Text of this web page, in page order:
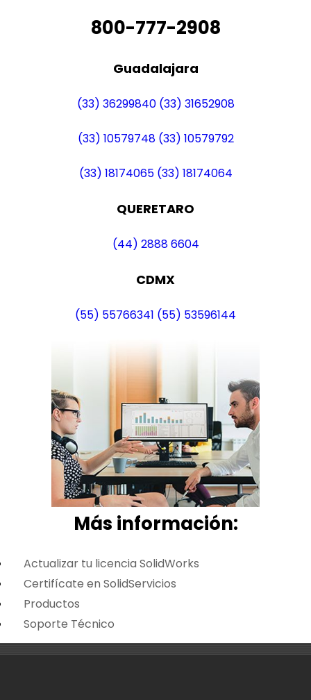
800-777-2908
Guadalajara
(33) 36299840 (33) 31652908
(33) 10579748 (33) 10579792
(33) 18174065 (33) 18174064
QUERETARO
(44) 2888 6604
CDMX
(55) 55766341 (55) 53596144
Más información:
Actualizar tu licencia SolidWorks
Certifícate en SolidServicios
Productos
Soporte Técnico